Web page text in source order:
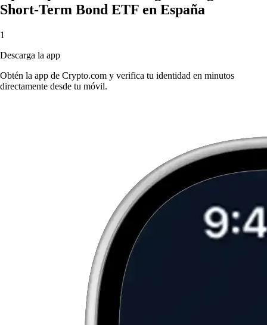
Short-Term Bond ETF en España
1
Descarga la app
Obtén la app de Crypto.com y verifica tu identidad en minutos
directamente desde tu móvil.